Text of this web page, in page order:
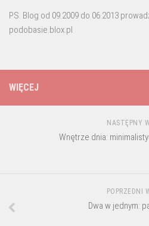
PS. Blog od 09.2009 do 06.2013
podobasie.blox.pl
WIĘCEJ
NASTĘPNY
Wnętrze dnia:
POPRZEDNI
Dwa w jednym: